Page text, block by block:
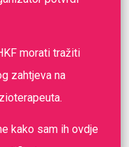
morati tražiti
zahtjeva na
kako sam ih ovdje